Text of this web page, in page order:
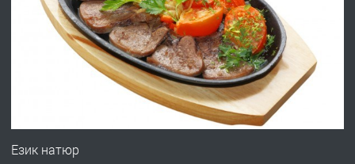
ПРЕДЛАГА
Професионална броячна машина -
със сертификат от ЕЦБ
преди 1 година
Професионална зеленчукорезачка
Eзик натюр